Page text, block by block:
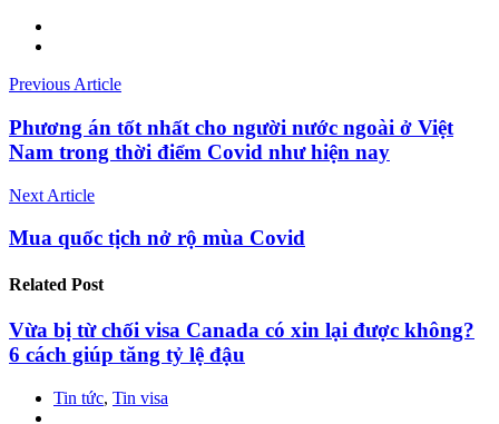
Previous Article
Phương án tốt nhất cho người nước ngoài ở Việt
Nam trong thời điểm Covid như hiện nay
Next Article
Mua quốc tịch nở rộ mùa Covid
Related Post
Vừa bị từ chối visa Canada có xin lại được không?
6 cách giúp tăng tỷ lệ đậu
Tin tức, Tin visa